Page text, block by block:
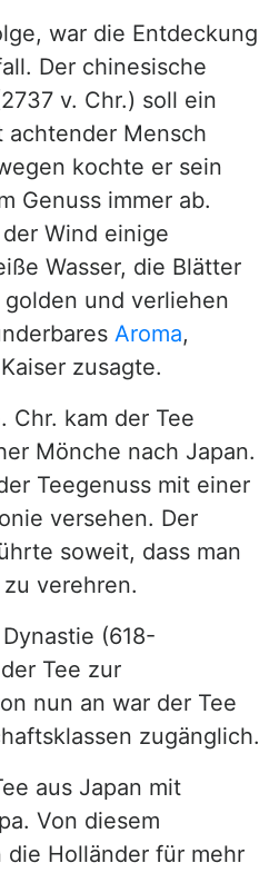
war die Entdeckung
Der chinesische
v. Chr.) soll ein
achtender Mensch
kochte er sein
Genuss immer ab.
Wind einige
Wasser, die Blätter
golden und verliehen
Aroma,
zusagte.
Chr. kam der Tee
Mönche nach Japan.
Teegenuss mit einer
versehen. Der
soweit, dass man
verehren.
(618-
Tee zur
nun an war der Tee
zugänglich.
aus Japan mit
Von diesem
Holländer für mehr